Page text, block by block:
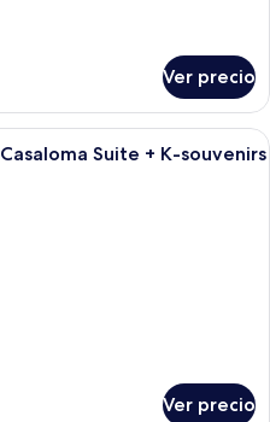
Ver precio
Habitación de hotel con dos camas,
Casaloma Suite + K-souvenirs
Ver precio